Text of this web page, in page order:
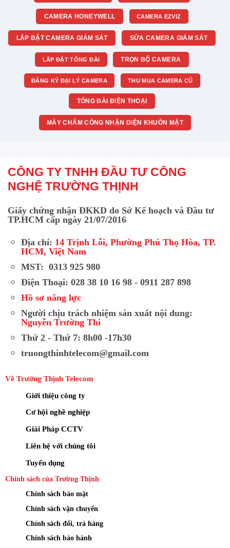
CAMERA HONEYWELL CAMERA EZVIZ
LẮP ĐẶT CAMERA GIÁM SÁT SỬA CAMERA GIÁM SÁT
LẮP ĐẶT TỔNG ĐÀI TRỌN BỘ CAMERA
ĐĂNG KÝ ĐẠI LÝ CAMERA THU MUA CAMERA CŨ
TỔNG ĐÀI ĐIỆN THOẠI
MÁY CHẤM CÔNG NHẬN DIỆN KHUÔN MẶT
CÔNG TY TNHH ĐẦU TƯ CÔNG
NGHỆ TRƯỜNG THỊNH
Giấy chứng nhận ĐKKD do Sở Kế hoạch và Đầu tư
TP.HCM cấp ngày 21/07/2016
Địa chỉ: 14 Trịnh Lỗi, Phường Phú Thọ Hòa, TP.
HCM, Việt Nam
MST: 0313 925 980
Điện Thoại: 028 38 10 16 98 - 0911 287 898
Hồ sơ năng lực
Người chịu trách nhiệm sản xuất nội dung:
Nguyễn Trường Thi
Thứ 2 - Thứ 7: 8h00 -17h30
truongthinhtelecom@gmail.com
Về Trường Thịnh Telecom
Giới thiệu công ty
Cơ hội nghề nghiệp
Giải Pháp CCTV
Liên hệ với chúng tôi
Tuyển dụng
Chính sách của Trường Thịnh
Chính sách bảo mật
Chính sách vận chuyển
Chính sách đổi, trả hàng
Chính sách bảo hành